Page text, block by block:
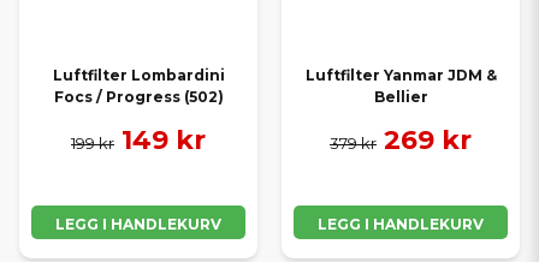
Luftfilter Lombardini
Focs / Progress (502)
199 kr 149 kr
LEGG I HANDLEKURV
Luftfilter Yanmar JDM &
Bellier
379 kr 269 kr
LEGG I HANDLEKURV